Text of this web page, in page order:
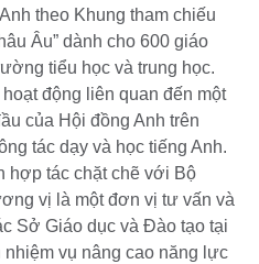
theo Khung tham chiếu
Âu” dành cho 600 giáo
tiểu học và trung học.
động liên quan đến một
của Hội đồng Anh trên
tác dạy và học tiếng Anh.
hợp tác chặt chẽ với Bộ
vị là một đơn vị tư vấn và
Sở Giáo dục và Đào tạo tại
vụ nâng cao năng lực